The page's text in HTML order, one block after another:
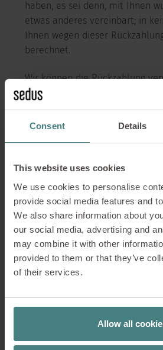
Consent Details
This website uses cookies
We use cookies to personalise
provide social media features and
We also share information about
our social media, advertising and
may combine it with other
provided to them or that they’ve
of their services.
Allow all
haben, es sei denn, mit Ihnen
etwas anderes vereinbart; in
Ihnen wegen dieser
berechnet.
Wir können die Rückzahlung
die Waren wieder
Sie den Nachweis erbracht
Waren zurückgesandt haben, je
Sie haben die Waren
Tag, an dem Sie uns über den
Vertrags unterrichten, an:
Sedus Stoll AG
Christof-Stoll-Straße 1,
79804 Dogern
zurückzusenden oder zu